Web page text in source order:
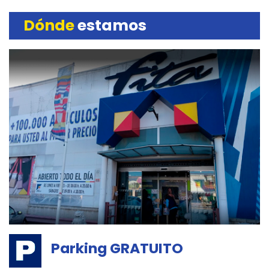
Dóndeestamos
Parking GRATUITO